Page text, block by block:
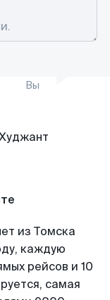
Вы
из Томска
каждую
рейсов и 10
самая